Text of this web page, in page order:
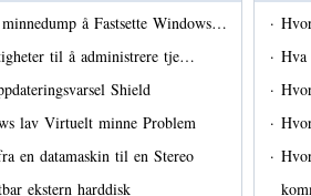
å Fastsette Windows…
til å administrere tje…
Shield
lav Virtuelt minne Problem
en datamaskin til en Stereo
ekstern harddisk
·
·
·
·
·